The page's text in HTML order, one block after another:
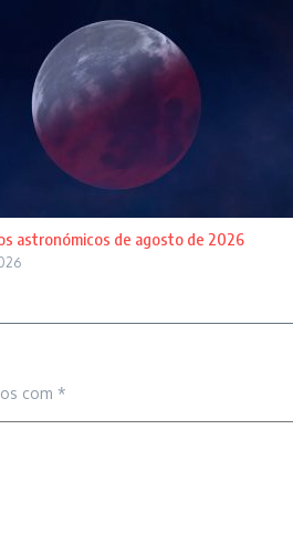
astronómicos de agosto de 2026
com *